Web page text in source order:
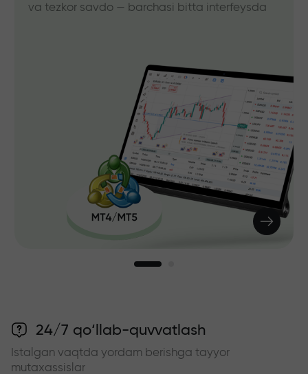
va tezkor savdo — barchasi bitta interfeysda
24/7 qo‘llab-quvvatlash
Istalgan vaqtda yordam berishga tayyor
mutaxassislar